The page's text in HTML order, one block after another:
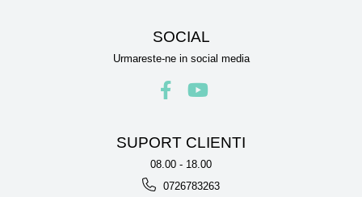
SOCIAL
Urmareste-ne in social media
SUPORT CLIENTI
08.00 - 18.00
0726783263